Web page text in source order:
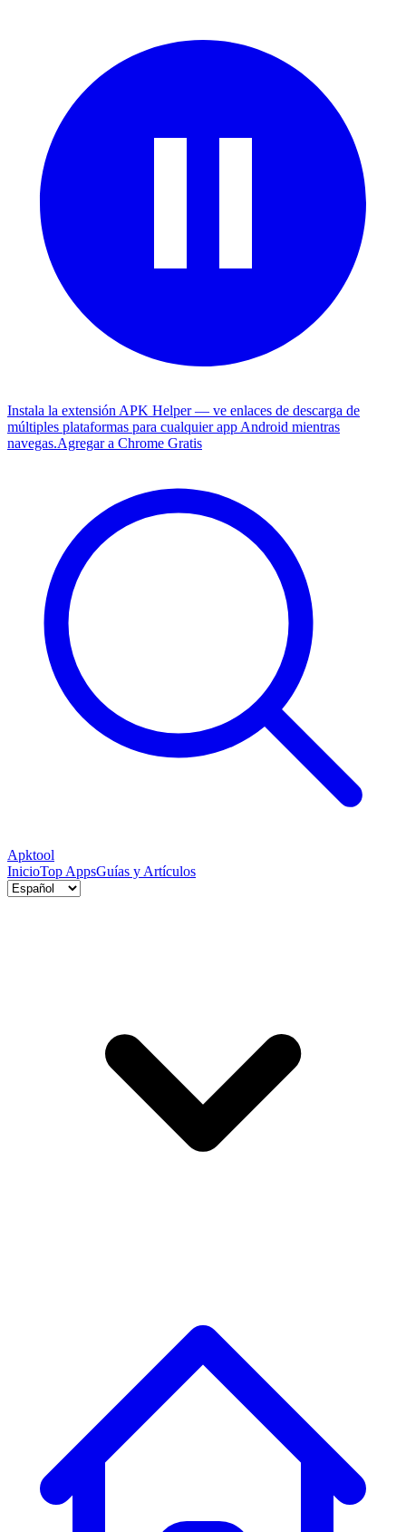
Instala la extensión APK Helper — ve enlaces de descarga de
múltiples plataformas para cualquier app Android mientras
navegas.Agregar a Chrome Gratis
Apktool
InicioTop AppsGuías y Artículos